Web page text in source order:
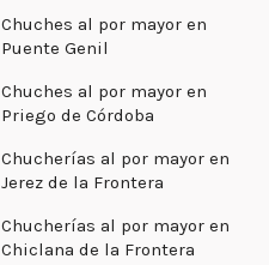
Chuches al por mayor en
Puente Genil
Chuches al por mayor en
Priego de Córdoba
Chucherías al por mayor en
Jerez de la Frontera
Chucherías al por mayor en
Chiclana de la Frontera